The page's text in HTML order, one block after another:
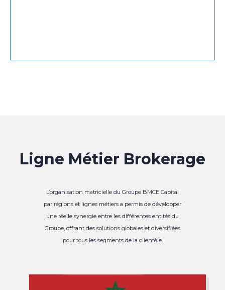
Ligne Métier Brokerage
L’organisation matricielle du Groupe BMCE Capital
par régions et lignes métiers a permis de développer
une réelle synergie entre les différentes entités du
Groupe, offrant des solutions globales et diversifiées
pour tous les segments de la clientèle.